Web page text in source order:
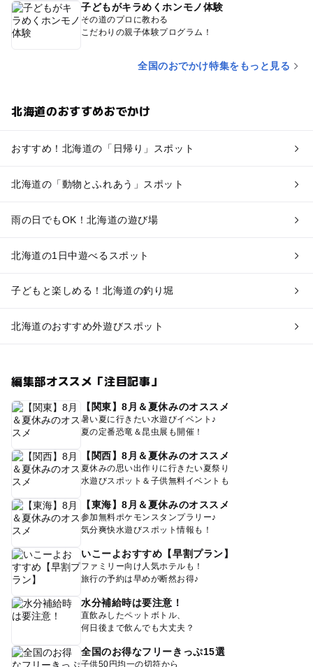
子どもがキラめくホンモノ体験
その道のプロに教わる
こだわりの親子体験プログラム！
全国のおでかけ特集をもっと見る
北海道のおすすめおでかけ
おすすめ！北海道の「日帰り」スポット
北海道の「動物とふれあう」スポット
雨の日でもOK！北海道の遊び場
北海道の1日中遊べるスポット
子どもと楽しめる！北海道の釣り堀
北海道のおすすめ外遊びスポット
編集部オススメ「注目記事」
【関東】8月＆夏休みのオススメ
暑い夏に行きたい水遊びイベント♪
夏の定番恐竜＆昆虫展も開催！
【関西】8月＆夏休みのオススメ
夏休みの思い出作りに行きたい夏祭り
水遊びスポット＆子供無料イベントも
【東海】8月＆夏休みのオススメ
参加無料ポケモンスタンプラリー♪
気分爽快水遊びスポット情報も！
いこーよおすすめ【早割プラン】
ファミリー向け人気ホテルも！
旅行の予約は早めが断然お得♪
水分補給時は要注意！
直飲みしたペットボトル、
何日後まで飲んでも大丈夫？
全国のお得なフリーきっぷ15選
子供50円均一の切符から